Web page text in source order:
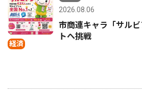
経済
2026.08.06
市商連キャラ「サル
トへ挑戦